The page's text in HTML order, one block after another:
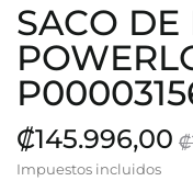
SACO DE
₡145.996,00
Impuestos incluidos